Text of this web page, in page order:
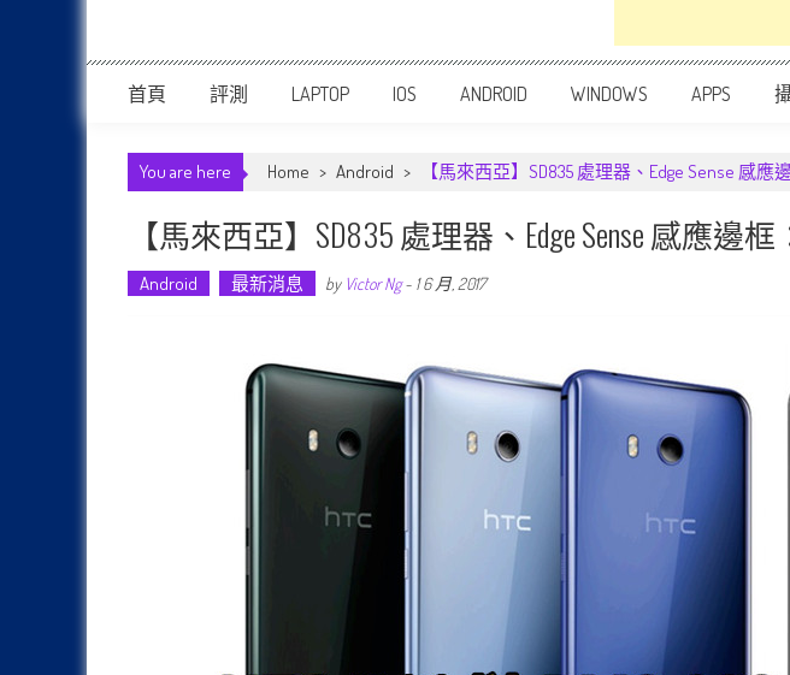
首頁 評測 LAPTOP IOS ANDROID WINDOWS APPS
You are here Home > Android > 【馬來西亞】SD835 處理器、Edge Sense 感應
【馬來西亞】SD835 處理器、Edge Sense 感應邊
Android 最新消息 by Victor Ng- 1 6 月, 2017